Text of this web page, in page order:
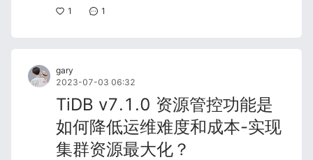
1 1
gary
2023-07-03 06:32
TiDB v7.1.0 资源管控功能是
如何降低运维难度和成本-实现
集群资源最大化？